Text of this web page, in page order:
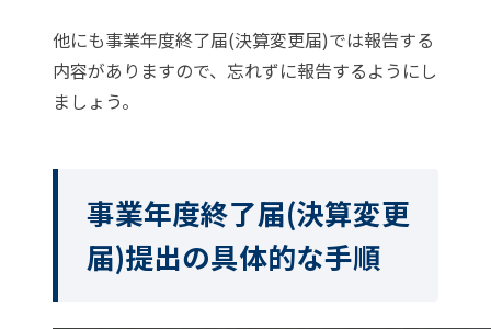
他にも事業年度終了届(決算変更届)では報告する
内容がありますので、忘れずに報告するようにし
ましょう。
事業年度終了届(決算変更
届)提出の具体的な手順